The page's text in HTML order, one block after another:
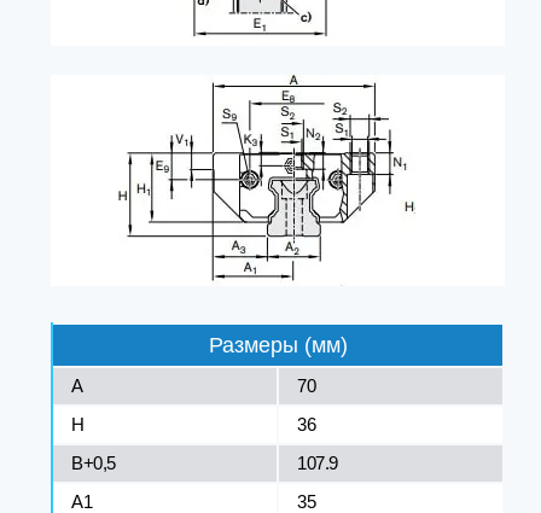
Размеры (мм)
A
70
H
36
B+0,5
107.9
A1
35